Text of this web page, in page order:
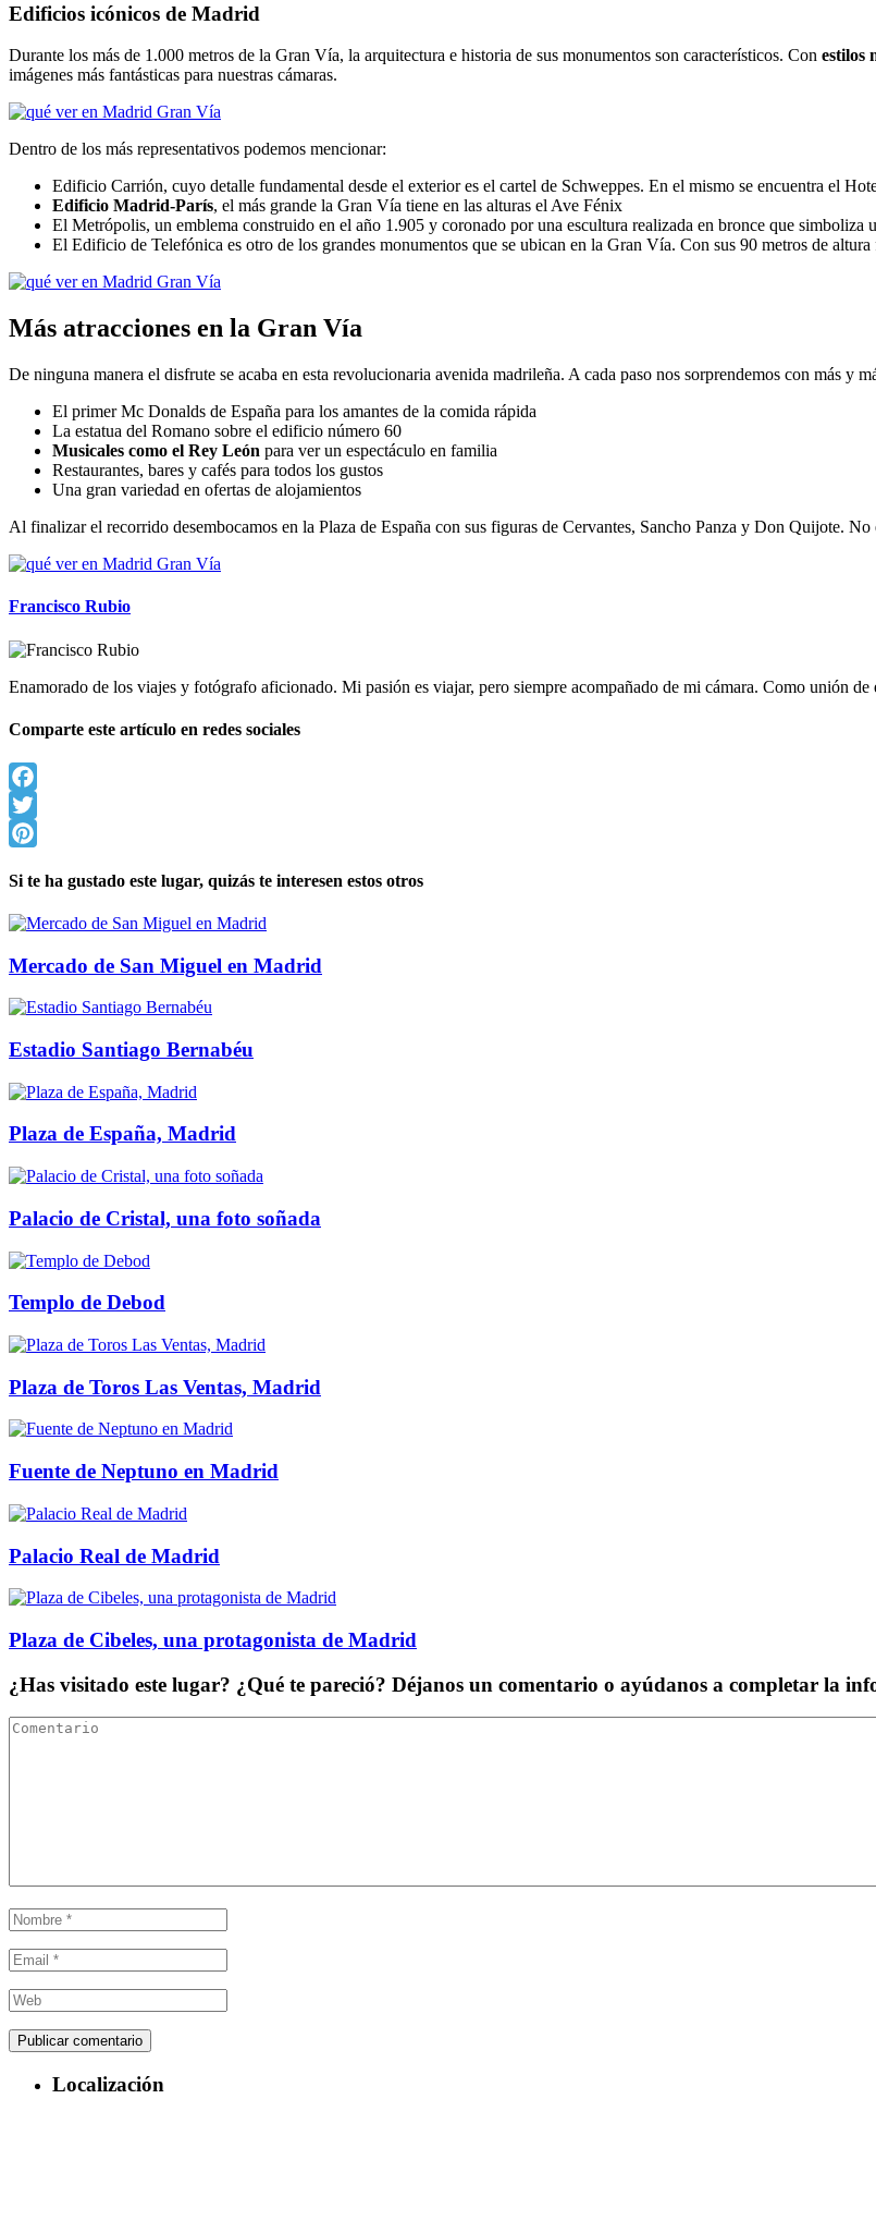
Edificios icónicos de Madrid
Durante los más de 1.000 metros de la Gran Vía, la arquitectura e historia de sus monumentos son característicos. Con estilos
imágenes más fantásticas para nuestras cámaras.
Dentro de los más representativos podemos mencionar:
Edificio Carrión, cuyo detalle fundamental desde el exterior es el cartel de Schweppes. En el mismo se encuentra el
Edificio Madrid-París, el más grande la Gran Vía tiene en las alturas el Ave Fénix
El Metrópolis, un emblema construido en el año 1.905 y coronado por una escultura realizada en bronce que simboliza
El Edificio de Telefónica es otro de los grandes monumentos que se ubican en la Gran Vía. Con sus 90 metros de
Más atracciones en la Gran Vía
De ninguna manera el disfrute se acaba en esta revolucionaria avenida madrileña. A cada paso nos sorprendemos con más y
El primer Mc Donalds de España para los amantes de la comida rápida
La estatua del Romano sobre el edificio número 60
Musicales como el Rey León para ver un espectáculo en familia
Restaurantes, bares y cafés para todos los gustos
Una gran variedad en ofertas de alojamientos
Al finalizar el recorrido desembocamos en la Plaza de España con sus figuras de Cervantes, Sancho Panza y Don Quijote.
Francisco Rubio
Enamorado de los viajes y fotógrafo aficionado. Mi pasión es viajar, pero siempre acompañado de mi cámara. Como unión
Comparte este artículo en redes sociales
Facebook
Twitter
Si te ha gustado este lugar, quizás te interesen estos otros
Mercado de San Miguel en Madrid
Estadio Santiago Bernabéu
Plaza de España, Madrid
Palacio de Cristal, una foto soñada
Templo de Debod
Plaza de Toros Las Ventas, Madrid
Fuente de Neptuno en Madrid
Palacio Real de Madrid
Plaza de Cibeles, una protagonista de Madrid
¿Has visitado este lugar? ¿Qué te pareció? Déjanos un comentario o ayúdanos a completar la
Localización